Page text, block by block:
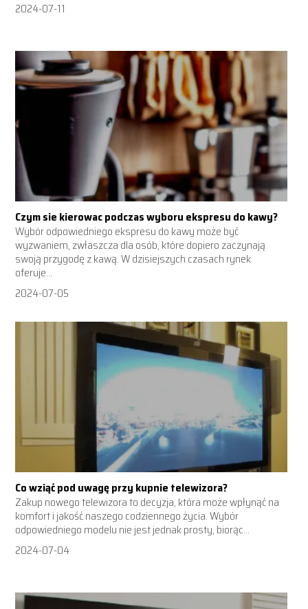
2024-07-11
Czym sie kierowac podczas wyboru ekspresu do kawy?
Wybór odpowiedniego ekspresu do kawy może być
wyzwaniem, zwłaszcza dla osób, które dopiero zaczynają
swoją przygodę z kawą. W dzisiejszych czasach rynek
oferuje...
2024-07-05
Co wziąć pod uwagę przy kupnie telewizora?
Zakup nowego telewizora to decyzja, która może wpłynąć na
komfort i jakość naszego codziennego życia. Wybór
odpowiedniego modelu nie jest jednak prosty, biorąc...
2024-07-04